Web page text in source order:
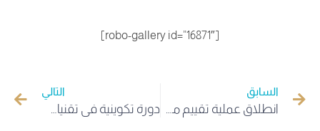
[robo-gallery id=”16871″]
السابق التالي
دورة تكوينية في تقنيات الإعلام الآلي لذوي الهمم بجامعة الوادي